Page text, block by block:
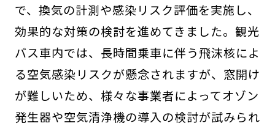
で、換気の計測や感染リスク評価を実施し、
効果的な対策の検討を進めてきました。観光
バス車内では、長時間乗車に伴う飛沫核によ
る空気感染リスクが懸念されますが、窓開け
が難しいため、様々な事業者によってオゾン
発生器や空気清浄機の導入の検討が試みられ